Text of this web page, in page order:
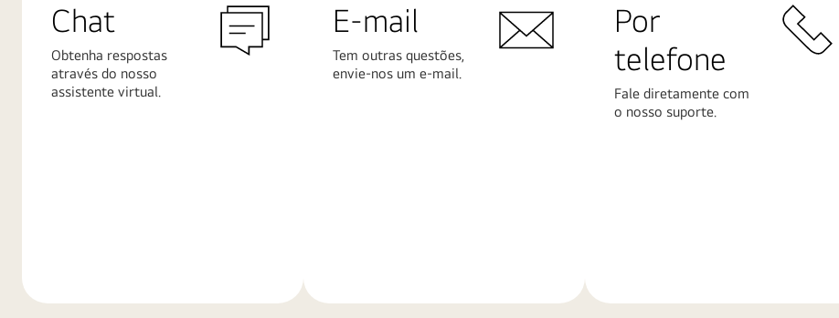
Chat
Obtenha respostas
através do nosso
assistente virtual.
E-mail
Tem outras questões,
envie-nos um e-mail.
Por
telefone
Fale diretamente com
o nosso suporte.